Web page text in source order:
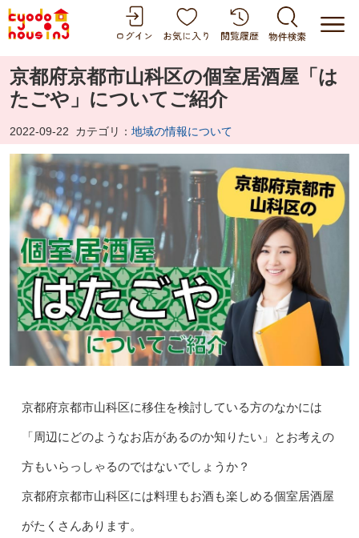
京都府京都市山科区の個室居酒屋「は
たごや」についてご紹介
2022-09-22 カテゴリ： 地域の情報について
京都府京都市山科区に移住を検討している方のなかには
「周辺にどのようなお店があるのか知りたい」とお考えの
方もいらっしゃるのではないでしょうか？
京都府京都市山科区には料理もお酒も楽しめる個室居酒屋
がたくさんあります。